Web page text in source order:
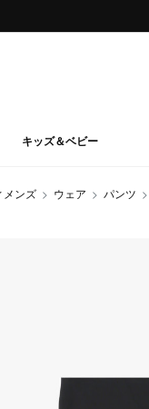
キッズ＆ベビー
メンズ ウェア パンツ